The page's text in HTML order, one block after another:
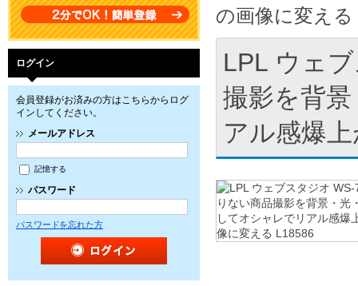
ログイン
会員登録がお済みの方はこちらからログ
インしてください。
メールアドレス
記憶する
パスワード
パスワードを忘れた方
の画像に変える
LPL ウェ
撮影を背
アル感爆